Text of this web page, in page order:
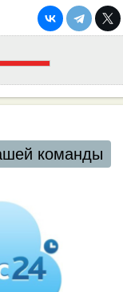
команды